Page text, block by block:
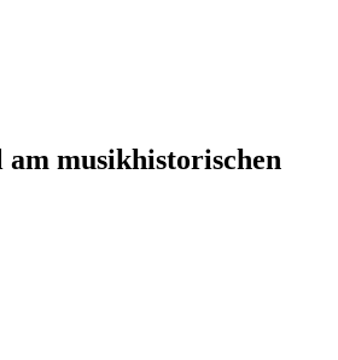
musikhistorischen